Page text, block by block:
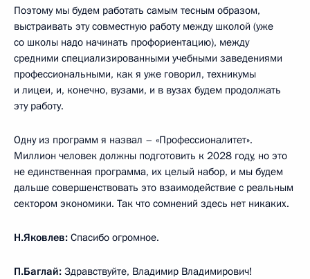
Поэтому мы будем работать самым тесным образом,
выстраивать эту совместную работу между школой (уже
со школы надо начинать профориентацию), между
средними специализированными учебными заведениями
профессиональными, как я уже говорил, техникумы
и лицеи, и, конечно, вузами, и в вузах будем продолжать
эту работу.
Одну из программ я назвал – «Профессионалитет».
Миллион человек должны подготовить к 2028 году, но это
не единственная программа, их целый набор, и мы будем
дальше совершенствовать это взаимодействие с реальным
сектором экономики. Так что сомнений здесь нет никаких.
Н.Яковлев: Спасибо огромное.
П.Баглай: Здравствуйте, Владимир Владимирович!